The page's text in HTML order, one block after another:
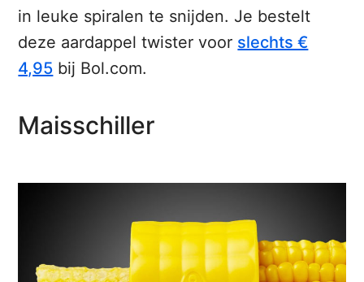
in leuke spiralen te snijden. Je bestelt
deze aardappel twister voor slechts €
4,95 bij Bol.com.
Maisschiller